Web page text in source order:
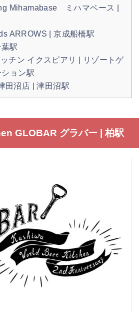
Mihamabase ミハマベース |
ARROWS | 京成船橋駅
駅
チン イクスピアリ | リゾートゲ
ョン駅
田沼店 | 津田沼駅
GLOBAR グラバー | 柏駅